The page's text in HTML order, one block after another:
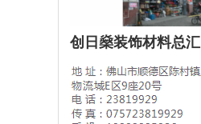
创日燊装饰材料总汇